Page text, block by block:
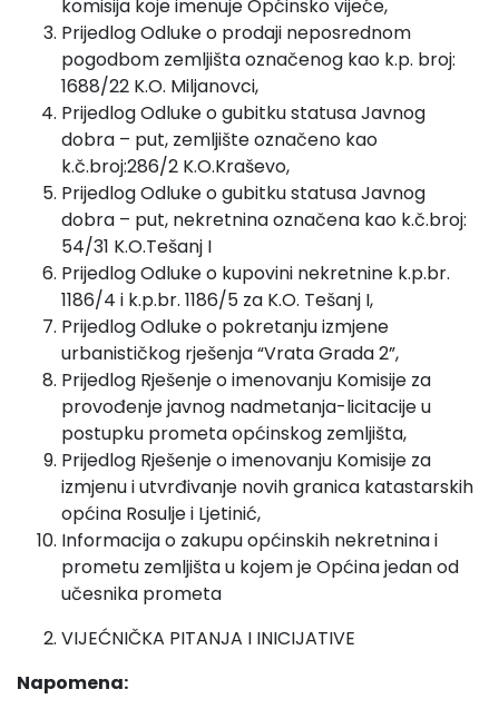
komisija koje imenuje Općinsko vijeće,
Prijedlog Odluke o prodaji neposrednom
pogodbom zemljišta označenog kao k.p. broj:
1688/22 K.O. Miljanovci,
Prijedlog Odlukeo gubitku statusa Javnog
dobra – put, zemljište označeno kao
k.č.broj:286/2 K.O.Kraševo,
Prijedlog Odluke o gubitku statusa Javnog
dobra – put, nekretnina označena kao k.č.broj:
54/31 K.O.Tešanj I
Prijedlog Odluke o kupovini nekretnine k.p.br.
1186/4 i k.p.br. 1186/5 za K.O. Tešanj I,
Prijedlog Odluke o pokretanju izmjene
urbanističkog rješenja “Vrata Grada 2”,
Prijedlog Rješenje o imenovanju Komisije za
provođenje javnog nadmetanja-licitacije u
postupku prometa općinskog zemljišta,
Prijedlog Rješenjeo imenovanju Komisije za
izmjenu i utvrđivanje novih granica katastarskih
općina Rosulje i Ljetinić,
Informacija o zakupu općinskih nekretnina i
prometu zemljišta u kojem je Općina jedan od
učesnika prometa
VIJEĆNIČKA PITANJA I INICIJATIVE
Napomena: